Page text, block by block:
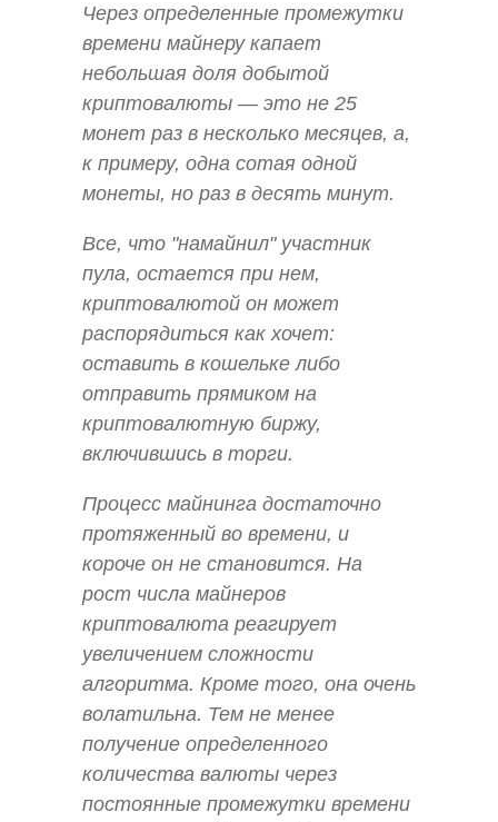
Через определенные промежутки
времени майнеру капает
небольшая доля добытой
криптовалюты — это не 25
монет раз в несколько месяцев, а,
к примеру, одна сотая одной
монеты, но раз в десять минут.
Все, что "намайнил" участник
пула, остается при нем,
криптовалютой он может
распорядиться как хочет:
оставить в кошельке либо
отправить прямиком на
криптовалютную биржу,
включившись в торги.
Процесс майнинга достаточно
протяженный во времени, и
короче он не становится. На
рост числа майнеров
криптовалюта реагирует
увеличением сложности
алгоритма. Кроме того, она очень
волатильна. Тем не менее
получение определенного
количества валюты через
постоянные промежутки времени